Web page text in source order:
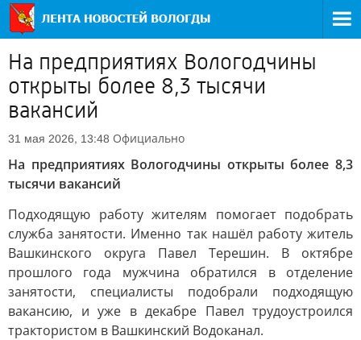
На предприятиях Вологодчины
открыты более 8,3 тысячи
вакансий
31 мая 2026, 13:48 Официально
На предприятиях Вологодчины открыты более 8,3
тысячи вакансий
Подходящую работу жителям помогает подобрать
служба занятости. Именно так нашёл работу житель
Вашкинского округа Павел Терешин. В октябре
прошлого года мужчина обратился в отделение
занятости, специалисты подобрали подходящую
вакансию, и уже в декабре Павел трудоустроился
трактористом в Вашкинский Водоканал.